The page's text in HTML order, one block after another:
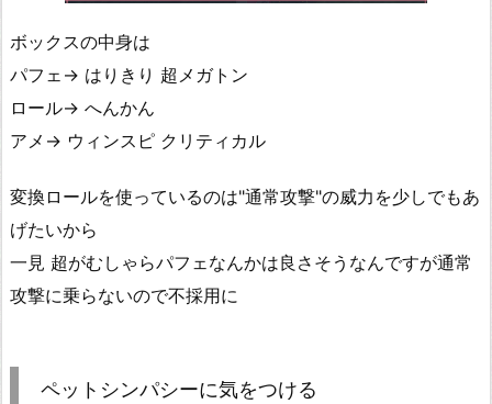
ボックスの中身は
パフェ→ はりきり 超メガトン
ロール→ へんかん
アメ→ ウィンスピ クリティカル
変換ロールを使っているのは"通常攻撃"の威力を少しでもあ
げたいから
一見 超がむしゃらパフェなんかは良さそうなんですが通常
攻撃に乗らないので不採用に
ペットシンパシーに気をつける